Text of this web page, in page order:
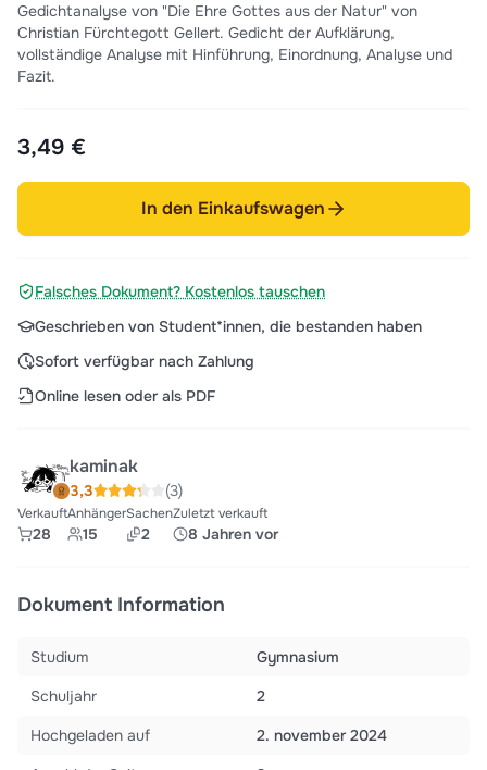
Gedichtanalyse von "Die Ehre Gottes aus der Natur" von
Christian Fürchtegott Gellert. Gedicht der Aufklärung,
vollständige Analyse mit Hinführung, Einordnung, Analyse und
Fazit.
3,49 €
In den Einkaufswagen
Falsches Dokument? Kostenlos tauschen
Geschrieben von Student*innen, die bestanden haben
Sofort verfügbar nach Zahlung
Online lesen oder als PDF
kaminak
3,3 (3)
Verkauft
28
Anhänger
15
Sachen
2
Zuletzt verkauft
8 Jahren vor
Dokument Information
Studium
Gymnasium
Schuljahr
2
Hochgeladen auf
2. november 2024